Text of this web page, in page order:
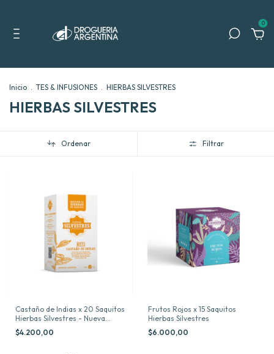
0
Inicio . TES & INFUSIONES . HIERBAS SILVESTRES
HIERBAS SILVESTRES
Ordenar Filtrar
Castaño de Indias x 20 Saquitos
Hierbas Silvestres - Nueva
Presentacion
$4.200,00
Frutos Rojos x 15 Saquitos
Hierbas Silvestres
$6.000,00